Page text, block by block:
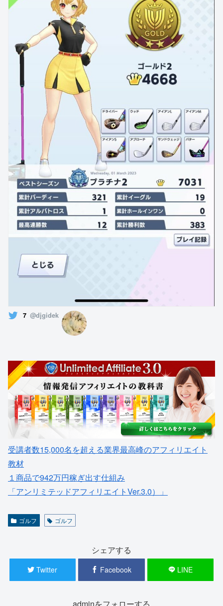
7 @djgidek
受講者数15,000名を超える業界最高峰のアフィリエイト
教材
１商品で942万円稼ぎ出す仕組み
「アンリミテッドアフィリエイトVer.3.0）」
ゴルフ ゴルフ
シェアする
Twitter Facebook LINE